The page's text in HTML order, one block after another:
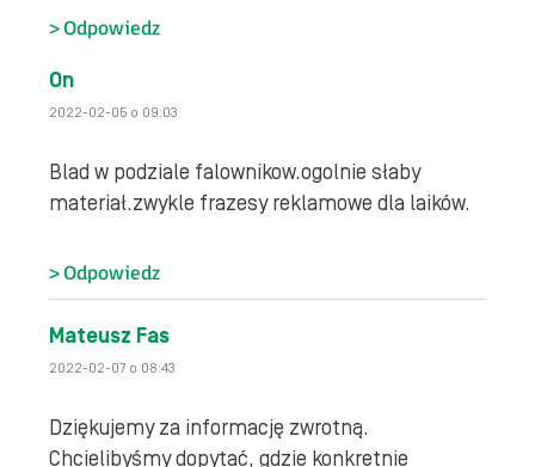
Odpowiedz
On
2022-02-05 o 09:03
Blad w podziale falownikow.ogolnie słaby
materiał.zwykle frazesy reklamowe dla laików.
Odpowiedz
Mateusz Fas
2022-02-07 o 08:43
Dziękujemy za informację zwrotną.
Chcielibyśmy dopytać, gdzie konkretnie